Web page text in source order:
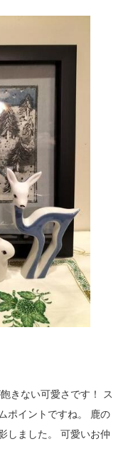
きない可愛さです！ ス
ポイントですね。 鹿の
しました。 可愛いお仲